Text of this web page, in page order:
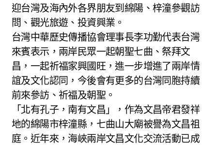
迎台灣及海內外各界朋友到綿陽、梓潼參觀訪
問、觀光旅遊、投資興業。
台灣中華歷史傳播協會理事長李功勤代表台灣
來賓表示，兩岸民眾一起朝聖七曲、祭拜文
昌，一起祈福家興國旺，進一步增進了兩岸情
誼及文化認同，今後會有更多的台灣同胞持續
前來參訪、祈福及朝聖。
「北有孔子，南有文昌」，作為文昌帝君發祥
地的綿陽市梓潼縣，七曲山大廟被譽為文昌祖
庭。近年來，海峽兩岸文昌文化交流活動已成